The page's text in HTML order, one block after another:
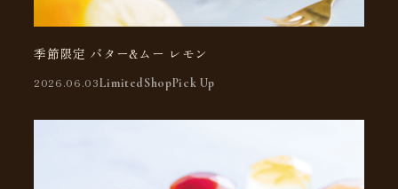
季節限定 バター&ムー レモン
2026.06.03Limited ShopPick Up